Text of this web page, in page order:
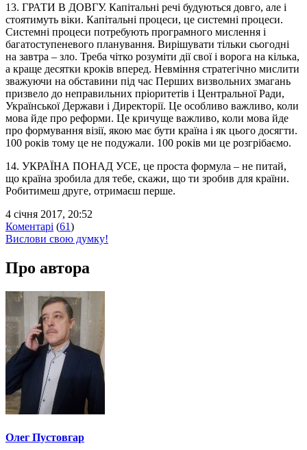
13. ГРАТИ В ДОВГУ. Капітальні речі будуються довго, але і
стоятимуть віки. Капітальні процеси, це системні процеси.
Системні процеси потребують програмного мислення і
багатоступеневого планування. Вирішувати тільки сьогодні
на завтра – зло. Треба чітко розуміти дії свої і ворога на кілька,
а краще десятки кроків вперед. Невміння стратегічно мислити
зважуючи на обставини під час Перших визвольних змагань
призвело до неправильних пріоритетів і Центральної Ради,
Української Держави і Директорії. Це особливо важливо, коли
мова йде про реформи. Це кричуще важливо, коли мова йде
про формування візії, якою має бути країна і як цього досягти.
100 років тому це не подужали. 100 років ми це розгрібаємо.
14. УКРАЇНА ПОНАД УСЕ, це проста формула – не питай,
що країна зробила для тебе, скажи, що ти зробив для країни.
Робитимеш друге, отримаєш перше.
4 січня 2017, 20:52
Коментарі (61)
Вислови свою думку!
Про автора
Олег Пустовгар